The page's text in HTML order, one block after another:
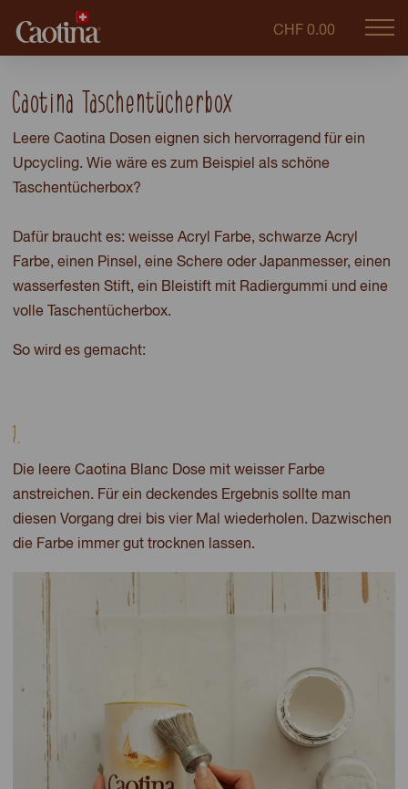
CHF 0.00
Caotina Taschentücherbox
Leere Caotina Dosen eignen sich hervorragend für ein
Upcycling. Wie wäre es zum Beispiel als schöne
Taschentücherbox?
Dafür braucht es: weisse Acryl Farbe, schwarze Acryl
Farbe, einen Pinsel, eine Schere oder Japanmesser, einen
wasserfesten Stift, ein Bleistift mit Radiergummi und eine
volle Taschentücherbox.
So wird es gemacht:
1.
Die leere Caotina Blanc Dose mit weisser Farbe
anstreichen. Für ein deckendes Ergebnis sollte man
diesen Vorgang drei bis vier Mal wiederholen. Dazwischen
die Farbe immer gut trocknen lassen.